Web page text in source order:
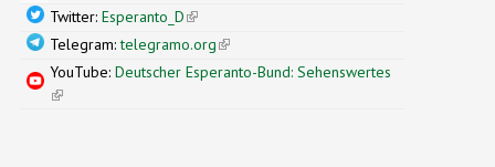
Twitter:Esperanto_D(link is external)
Telegram:telegramo.org(link is external)
YouTube:Deutscher Esperanto-Bund: Sehenswertes
(link is external)